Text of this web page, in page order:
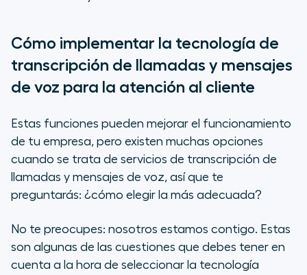
Cómo implementar la tecnología de
transcripción de llamadas y mensajes
de voz para la atención al cliente
Estas funciones pueden mejorar el funcionamiento
de tu empresa, pero existen muchas opciones
cuando se trata de servicios de transcripción de
llamadas y mensajes de voz, así que te
preguntarás: ¿cómo elegir la más adecuada?
No te preocupes: nosotros estamos contigo. Estas
son algunas de las cuestiones que debes tener en
cuenta a la hora de seleccionar la tecnología